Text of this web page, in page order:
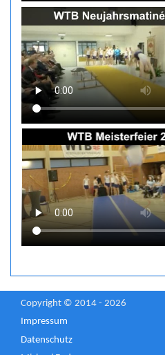
Copyright © 2014 - 2026
Impressum
Datenschutz